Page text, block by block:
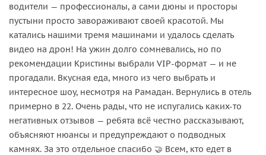
водители — профессионалы, а сами дюны и просторы
пустыни просто завораживают своей красотой. Мы
катались нашими тремя машинами и удалось сделать
видео на дрон! На ужин долго сомневались, но по
рекомендации Кристины выбрали VIP-формат — и не
прогадали. Вкусная еда, много из чего выбрать и
интересное шоу, несмотря на Рамадан. Вернулись в отель
примерно в 22. Очень рады, что не испугались каких-то
негативных отзывов — ребята всё честно рассказывают,
объясняют нюансы и предупреждают о подводных
камнях. За это отдельное спасибо 🤝 Всем, кто едет в